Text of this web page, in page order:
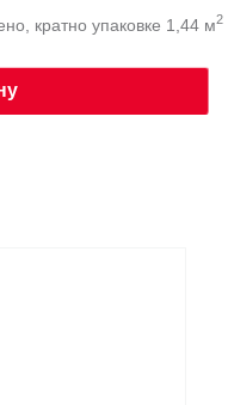
кратно упаковке 1,44 м2